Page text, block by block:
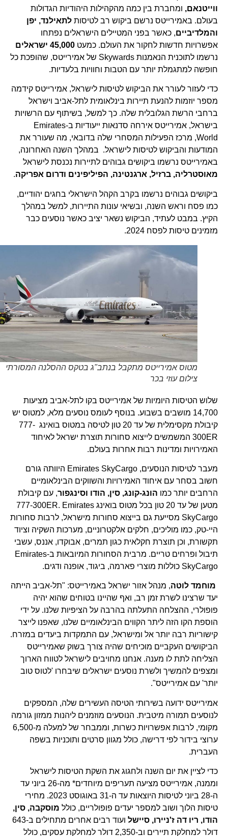
ווייטנאם,ומחברת בין כמה מהקהילות היהודיות הגדולות
בעולם. באמירייטס נרשם ביקוש רב לטיסותלתאילנד, יפן
והמלדיביים, כאשר בפני המטיילים הישראלים נפתחו
אפשרויות חדשות לחקור את העולם. כמעט45,000 ישראלים
נרשמו לתוכנית הנאמנות Skywards של אמירייטס, שהופכת כל
חופשה למתגמלת יותר עם הטבות וחוויות בלעדיות.
כדי לעזור לעורר את הביקוש לטיסות לישראל, אמירייטס קידמה
מספר יוזמות להנעת תיירות בינלאומית לתל-אביב וישראל
ברחבי הרשת הגלובלית שלה. כך למשל, בשיתוף עם הרשויות
בישראל, אמירייטס אירחה סדנאות ייעודיות ב-Emirates
World, מרכז הפעילות המסחרי שלה בדובאי, מה שעורר את
המודעות והביקוש לטיסות לישראל. במהלך השנה האחרונה,
באמירייטס נרשמו ביקושים גבוהים לתיירות נכנסת לישראל
מאוסטרליה, ברזיל, ארגנטינה, הפיליפינים ודרום אפריקה.
ביקושים גבוהים נרשמו בקרב הקהל הישראלי בחגים יהודיים,
כמו פסח וראש השנה, ובשיאי עונות התיירות, למשל במהלך
הקיץ. במבט לעתיד, הביקוש נשאר יציב כאשר נוסעים כבר
מזמינים טיסות לפסח 2024.
מטוס אמירייטס מתקבל בנתב"ג בטקס ההסלנה המסורתי
צילום עוזי בכר
שלוש הטיסות היומיות של אמירייטס בקו לתל-אביב מציעות
14,700 מושבים בשבוע. בנוסף לעומס נוסעים מלא, למטוס יש
קיבולת מקסימלית של עד 20 טון לטיסה במטוס בואינג 777-
300ER המשמשים לייצוא סחורות תוצרת ישראל לאיחוד
האמירויות ומדינות רבות אחרות בעולם.
מעבר לטיסות הנוסעים, Emirates SkyCargo היוותה גורם
חשוב בסחר עם איחוד האמירויות והשווקים הבינלאומיים
הרחבים יותר כמוהונג-קונג, סין, הודו וסינגפור, עם קיבולת
מטען של עד 20 טון בכל מטוס בואינג 777-300ER. Emirates
SkyCargo מסייעת גם בייצוא סחורות מישראל, לרבות סחורות
היי-טק, כמו מוליכים, חלקים אלקטרוניים, מערכות השקיה וציוד
תקשורת, וכן תוצרת חקלאית כגון תמרים, אבוקדו, אננס, עשבי
תיבול ופרחים טריים. מרבית הסחורות המיובאות ב-Emirates
SkyCargo כוללות מוצרי פארמה, ביגוד, אופנה ודגים.
מוחמד לוטה, מנהל אזור ישראל באמירייטס: "תל-אביב הייתה
יעד שרצינו לשרת זמן רב, ואף שהיינו בטוחים שהוא יהיה
פופולרי, ההצלחה התעלתה בהרבה על הציפיות שלנו. על ידי
הוספת הקו הזה ליתר הקווים הבינלאומיים שלנו, שאפנו לייצר
קישוריות רבה יותר אל ומישראל, עם התמקדות ביעדים במזרח.
הביקושים העקביים מוכיחים שהיה צורך בשוק שאמירייטס
הצליחה לתת לו מענה. אנחנו מחויבים לישראל לטווח הארוך
ומצפים להמשיך ולשרת נוסעים ישראלים שיבחרו 'לטוס טוב
יותר' עם אמירייטס".
אמירייטס ידועה בשירותי הטיסה העשירים שלה, המספקים
לנוסעים תמורה מיטבית. הנוסעים מוזמנים ליהנות ממזון גורמה
מקומי, לרבות אפשרויות כשרות, וממבחר של למעלה מ-6,500
ערוצי בידור לפי דרישה, כולל מגוון סרטים ותוכניות בשפה
העברית.
כדי לציין את יום השנה ולחגוג את השקת הטיסות לישראל
וממנה, אמירייטס מציעה תעריפים מיוחדים* מה-26 ביוני עד
ה-28 ביוני לטיסות היוצאות עד ה-31 באוגוסט 2023. מחירי
טיסות הלוך ושוב למספר יעדים פופולריים, כוללמוסקבה, סין,
הודו, ריו דה ז'ניירו, סיישל
ועוד רבים אחרים מתחילים ב-643
דולר למחלקת תיירים וב-2,350 דולר למחלקת עסקים, כולל